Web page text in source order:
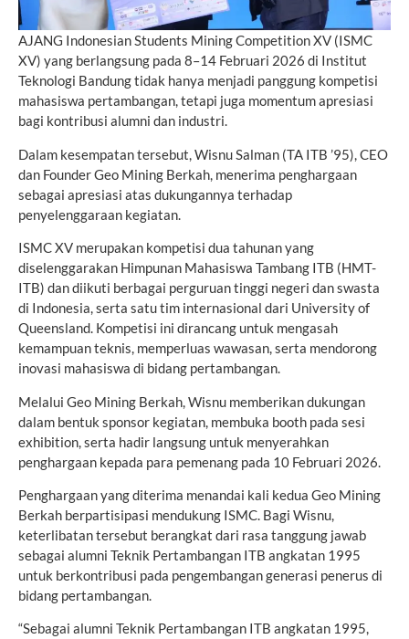
AJANG Indonesian Students Mining Competition XV (ISMC
XV) yang berlangsung pada 8–14 Februari 2026 di Institut
Teknologi Bandung tidak hanya menjadi panggung kompetisi
mahasiswa pertambangan, tetapi juga momentum apresiasi
bagi kontribusi alumni dan industri.
Dalam kesempatan tersebut, Wisnu Salman (TA ITB ’95), CEO
dan Founder Geo Mining Berkah, menerima penghargaan
sebagai apresiasi atas dukungannya terhadap
penyelenggaraan kegiatan.
ISMC XV merupakan kompetisi dua tahunan yang
diselenggarakan Himpunan Mahasiswa Tambang ITB (HMT-
ITB) dan diikuti berbagai perguruan tinggi negeri dan swasta
di Indonesia, serta satu tim internasional dari University of
Queensland. Kompetisi ini dirancang untuk mengasah
kemampuan teknis, memperluas wawasan, serta mendorong
inovasi mahasiswa di bidang pertambangan.
Melalui Geo Mining Berkah, Wisnu memberikan dukungan
dalam bentuk sponsor kegiatan, membuka booth pada sesi
exhibition, serta hadir langsung untuk menyerahkan
penghargaan kepada para pemenang pada 10 Februari 2026.
Penghargaan yang diterima menandai kali kedua Geo Mining
Berkah berpartisipasi mendukung ISMC. Bagi Wisnu,
keterlibatan tersebut berangkat dari rasa tanggung jawab
sebagai alumni Teknik Pertambangan ITB angkatan 1995
untuk berkontribusi pada pengembangan generasi penerus di
bidang pertambangan.
“Sebagai alumni Teknik Pertambangan ITB angkatan 1995,